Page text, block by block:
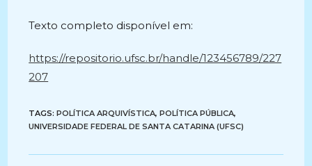
Texto completo disponível em:
https://repositorio.ufsc.br/handle/123456789/227
207
TAGS:POLÍTICA ARQUIVÍSTICA, POLÍTICA PÚBLICA,
UNIVERSIDADE FEDERAL DE SANTA CATARINA (UFSC)